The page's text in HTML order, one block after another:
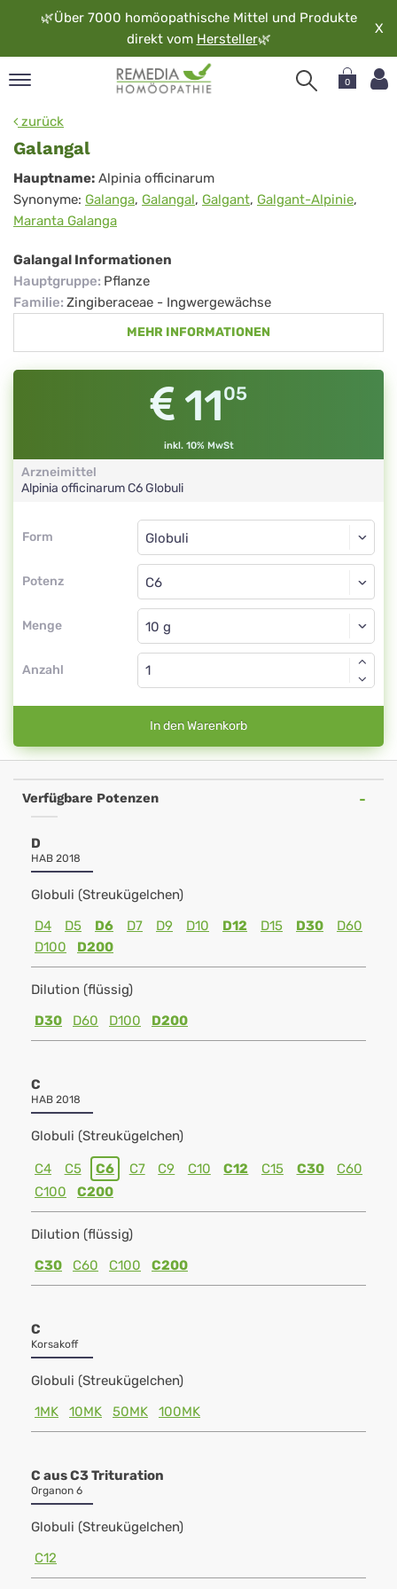
🌿Über 7000 homöopathische Mittel und Produkte
direkt vom Hersteller🌿
X
0
zurück
Galangal
Galangal
Hauptname: Alpinia officinarum
Synonyme: Galanga, Galangal, Galgant, Galgant-Alpinie,
Maranta Galanga
Galangal Informationen
Hauptgruppe: Pflanze
Familie: Zingiberaceae - Ingwergewächse
MEHR INFORMATIONEN
1105
inkl. 10% MwSt
Arzneimittel
Alpinia officinarumC6Globuli
Form
Form
Potenz
Globuli
C6
Menge
Globuli
Anzahl
In den Warenkorb
Verfügbare Potenzen
D
HAB 2018
Globuli (Streukügelchen)
D4
D5 D6 D7 D9 D10 D12 D15 D30
D60
D100
D200
Dilution (flüssig)
D30
D60 D100 D200
C
HAB 2018
Globuli (Streukügelchen)
C4 C5 C6 C7 C9 C10 C12 C15 C30
C60
C100
C200
Dilution (flüssig)
C30
C60 C100 C200
C
Korsakoff
Globuli (Streukügelchen)
1MK
10MK 50MK 100MK
C aus C3 Trituration
Organon 6
Globuli (Streukügelchen)
C12